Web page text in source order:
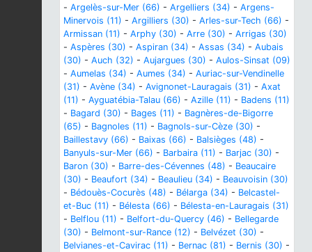
- Argelès-sur-Mer (66) - Argelliers (34) - Argens-
Minervois (11) - Argilliers (30) - Arles-sur-Tech (66) -
Armissan (11) - Arphy (30) - Arre (30) - Arrigas (30)
- Aspères (30) - Aspiran (34) - Assas (34) - Aubais
(30) - Auch (32) - Aujargues (30) - Aulos-Sinsat (09)
- Aumelas (34) - Aumes (34) - Auriac-sur-Vendinelle
(31) - Avène (34) - Avignonet-Lauragais (31) - Axat
(11) - Ayguatébia-Talau (66) - Azille (11) - Badens (11)
- Bagard (30) - Bages (11) - Bagnères-de-Bigorre
(65) - Bagnoles (11) - Bagnols-sur-Cèze (30) -
Baillestavy (66) - Baixas (66) - Balsièges (48) -
Banyuls-sur-Mer (66) - Barbaira (11) - Barjac (30) -
Baron (30) - Barre-des-Cévennes (48) - Beaucaire
(30) - Beaufort (34) - Beaulieu (34) - Beauvoisin (30)
- Bédouès-Cocurès (48) - Bélarga (34) - Belcastel-
et-Buc (11) - Bélesta (66) - Bélesta-en-Lauragais (31)
- Belflou (11) - Belfort-du-Quercy (46) - Bellegarde
(30) - Belmont-sur-Rance (12) - Belvézet (30) -
Belvianes-et-Cavirac (11) - Bernac (81) - Bernis (30) -